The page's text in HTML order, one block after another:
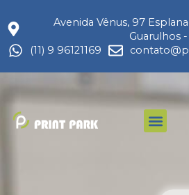
Avenida Vênus, 97
Guarulhos -
(11) 9 96121169
Menu